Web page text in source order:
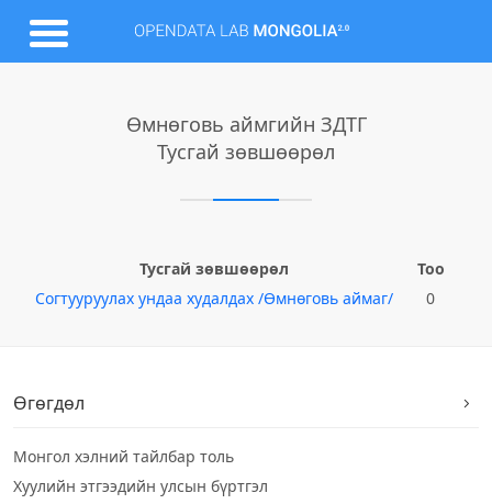
Өмнөговь аймгийн ЗДТГ
Тусгай зөвшөөрөл
Тусгай зөвшөөрөл
Тоо
Согтууруулах ундаа худалдах /Өмнөговь аймаг/
0
Өгөгдөл
Монгол хэлний тайлбар толь
Хуулийн этгээдийн улсын бүртгэл